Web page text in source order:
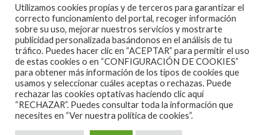
2007 COPYRIGHT -CODETIPITHEME
Utilizamos cookies propias y de terceros para garantizar el
correcto funcionamiento del portal, recoger información
sobre su uso, mejorar nuestros servicios y mostrarte
publicidad personalizada basándonos en el análisis de tu
tráfico. Puedes hacer clic en “ACEPTAR” para permitir el uso
de estas cookies o en “CONFIGURACIÓN DE COOKIES”
para obtener más información de los tipos de cookies que
usamos y seleccionar cuáles aceptas o rechazas. Puede
rechazar las cookies optativas haciendo clic aquí
“RECHAZAR”. Puedes consultar toda la información que
necesites en “Ver nuestra política de cookies”.